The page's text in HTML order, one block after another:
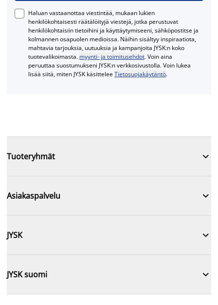
Haluan vastaanottaa viestintää, mukaan lukien
henkilökohtaisesti räätälöityjä viestejä, jotka perustuvat
henkilökohtaisiin tietoihini ja käyttäytymiseeni, sähköpostitse ja
kolmannen osapuolen medioissa. Näihin sisältyy inspiraatiota,
mahtavia tarjouksia, uutuuksia ja kampanjoita JYSK:n koko
tuotevalikoimasta. myynti- ja toimitusehdot. Voin aina
peruuttaa suostumukseni JYSK:n verkkosivustolla. Voin lukea
lisää siitä, miten JYSK käsitteleeTietosuojakäytäntö.
Tuoteryhmät 
Asiakaspalvelu 
JYSK 
JYSK suomi 